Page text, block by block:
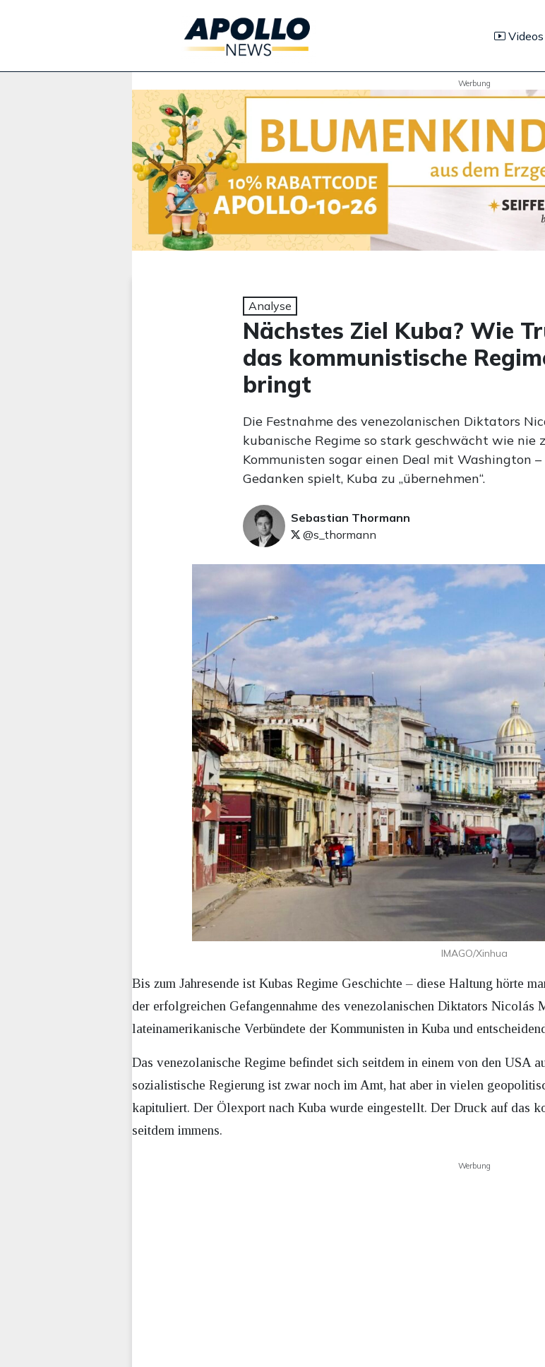
Videos
Werbung
Analyse
Nächstes Ziel Kuba? Wie
das kommunistische
bringt
Die Festnahme des venezolanischen Diktators
kubanische Regime so stark geschwächt wie nie
Kommunisten sogar einen Deal mit Washington
Gedanken spielt, Kuba zu „übernehmen“.
Sebastian Thormann
@s_thormann
IMAGO/Xinhua
Bis zum Jahresende ist Kubas Regime Geschichte – diese Haltung hörte
der erfolgreichen Gefangennahme des venezolanischen Diktators
lateinamerikanische Verbündete der Kommunisten in Kuba und
Das venezolanische Regime befindet sich seitdem in einem von den USA
sozialistische Regierung ist zwar noch im Amt, hat aber in vielen
kapituliert. Der Ölexport nach Kuba wurde eingestellt. Der Druck auf das
seitdem immens.
Werbung